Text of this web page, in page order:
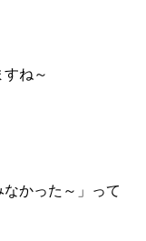
ね～
なかった～」って